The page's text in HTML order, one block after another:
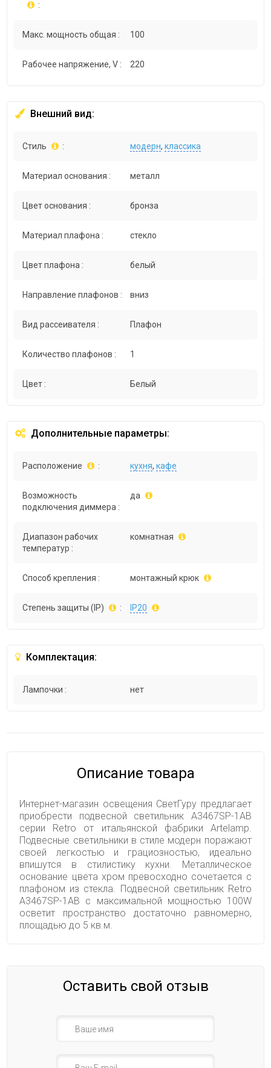
:
Макс. мощность общая : 100
Рабочее напряжение, V : 220
Внешний вид:
Стиль : модерн,классика
Материал основания : металл
Цвет основания : бронза
Материал плафона : стекло
Цвет плафона : белый
Направление плафонов : вниз
Вид рассеивателя : Плафон
Количество плафонов : 1
Цвет : Белый
Дополнительные параметры:
Расположение : кухня,кафе
Возможность
подключения диммера :
да
Диапазон рабочих
температур :
комнатная
Способ крепления : монтажный крюк
Степень защиты (IP) : IP20
Комплектация:
Лампочки : нет
Описание товара
Интернет-магазин освещения СветГуру предлагает
приобрести подвесной светильник A3467SP-1AB
серии Retro от итальянской фабрики Artelamp.
Подвесные светильники в стиле модерн поражают
своей легкостью и грациозностью, идеально
впишутся в стилистику кухни. Металлическое
основание цвета хром превосходно сочетается с
плафоном из стекла. Подвесной светильник Retro
A3467SP-1AB с максимальной мощностью 100W
осветит пространство достаточно равномерно,
площадью до 5 кв.м.
Оставить свой отзыв